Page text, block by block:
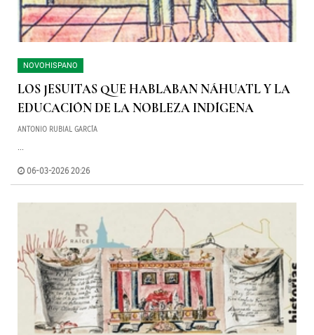
NOVOHISPANO
LOS JESUITAS QUE HABLABAN NÁHUATL Y LA
EDUCACIÓN DE LA NOBLEZA INDÍGENA
ANTONIO RUBIAL GARCÍA
...
06-03-2026 20:26